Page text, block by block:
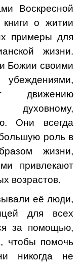
Воскресной
о житии
примеры для
жизни.
Божии своими
движению
Они всегда
роль в
жизни,
привлекают
возрастов.
её люди,
для всех
за помощью,
чтобы помочь
никогда не